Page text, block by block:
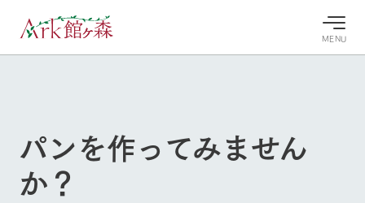
MENU
牧場へ行
よく見られている情報
ホーム
パンを作ってみません
か？